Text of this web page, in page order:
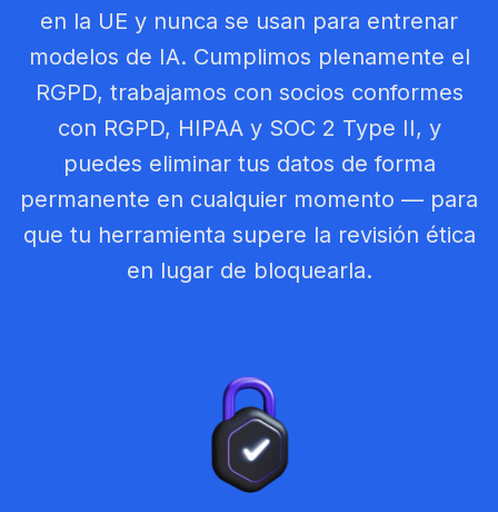
en la UE y nunca se usan para entrenar
modelos de IA. Cumplimos plenamente el
RGPD, trabajamos con socios conformes
con RGPD, HIPAA y SOC 2 Type II, y
puedes eliminar tus datos de forma
permanente en cualquier momento — para
que tu herramienta supere la revisión ética
en lugar de bloquearla.